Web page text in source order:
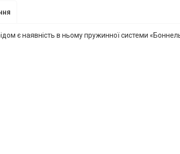
є наявність в ньому пружинної системи